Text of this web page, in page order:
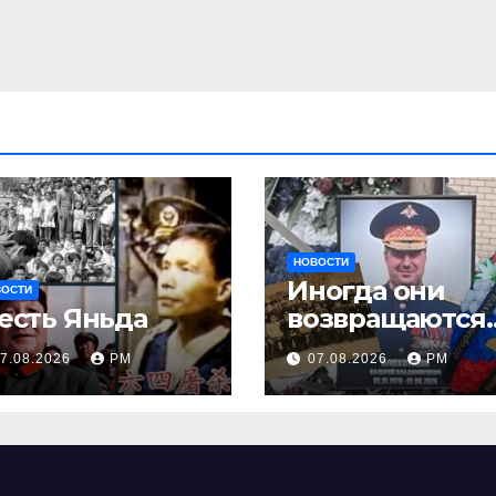
Яньда
РМ
НОВОСТИ
Иногда они
Или не
возвращаются
07.08.2026 РМ